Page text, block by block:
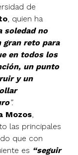
de
, quien ha
soledad no
gran reto para
en todos los
un punto
y un
”.
Mozos
las principales
que con
es “seguir